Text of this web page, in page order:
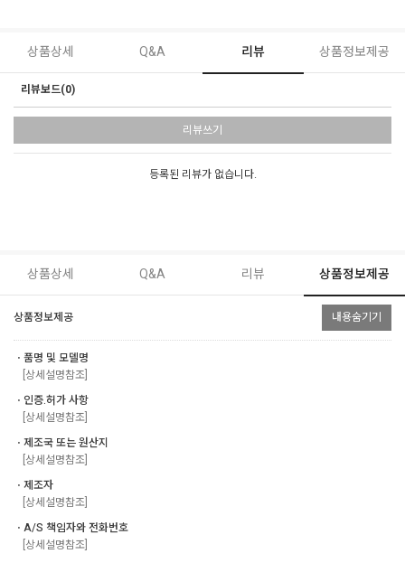
상품상세 Q&A 리뷰 상품정보제공
리뷰보드(0)
리뷰쓰기
등록된 리뷰가 없습니다.
상품상세 Q&A 리뷰 상품정보제공
상품정보제공 내용숨기기
ㆍ품명 및 모델명
[상세설명참조]
ㆍ인증.허가 사항
[상세설명참조]
ㆍ제조국 또는 원산지
[상세설명참조]
ㆍ제조자
[상세설명참조]
ㆍA/S 책임자와 전화번호
[상세설명참조]